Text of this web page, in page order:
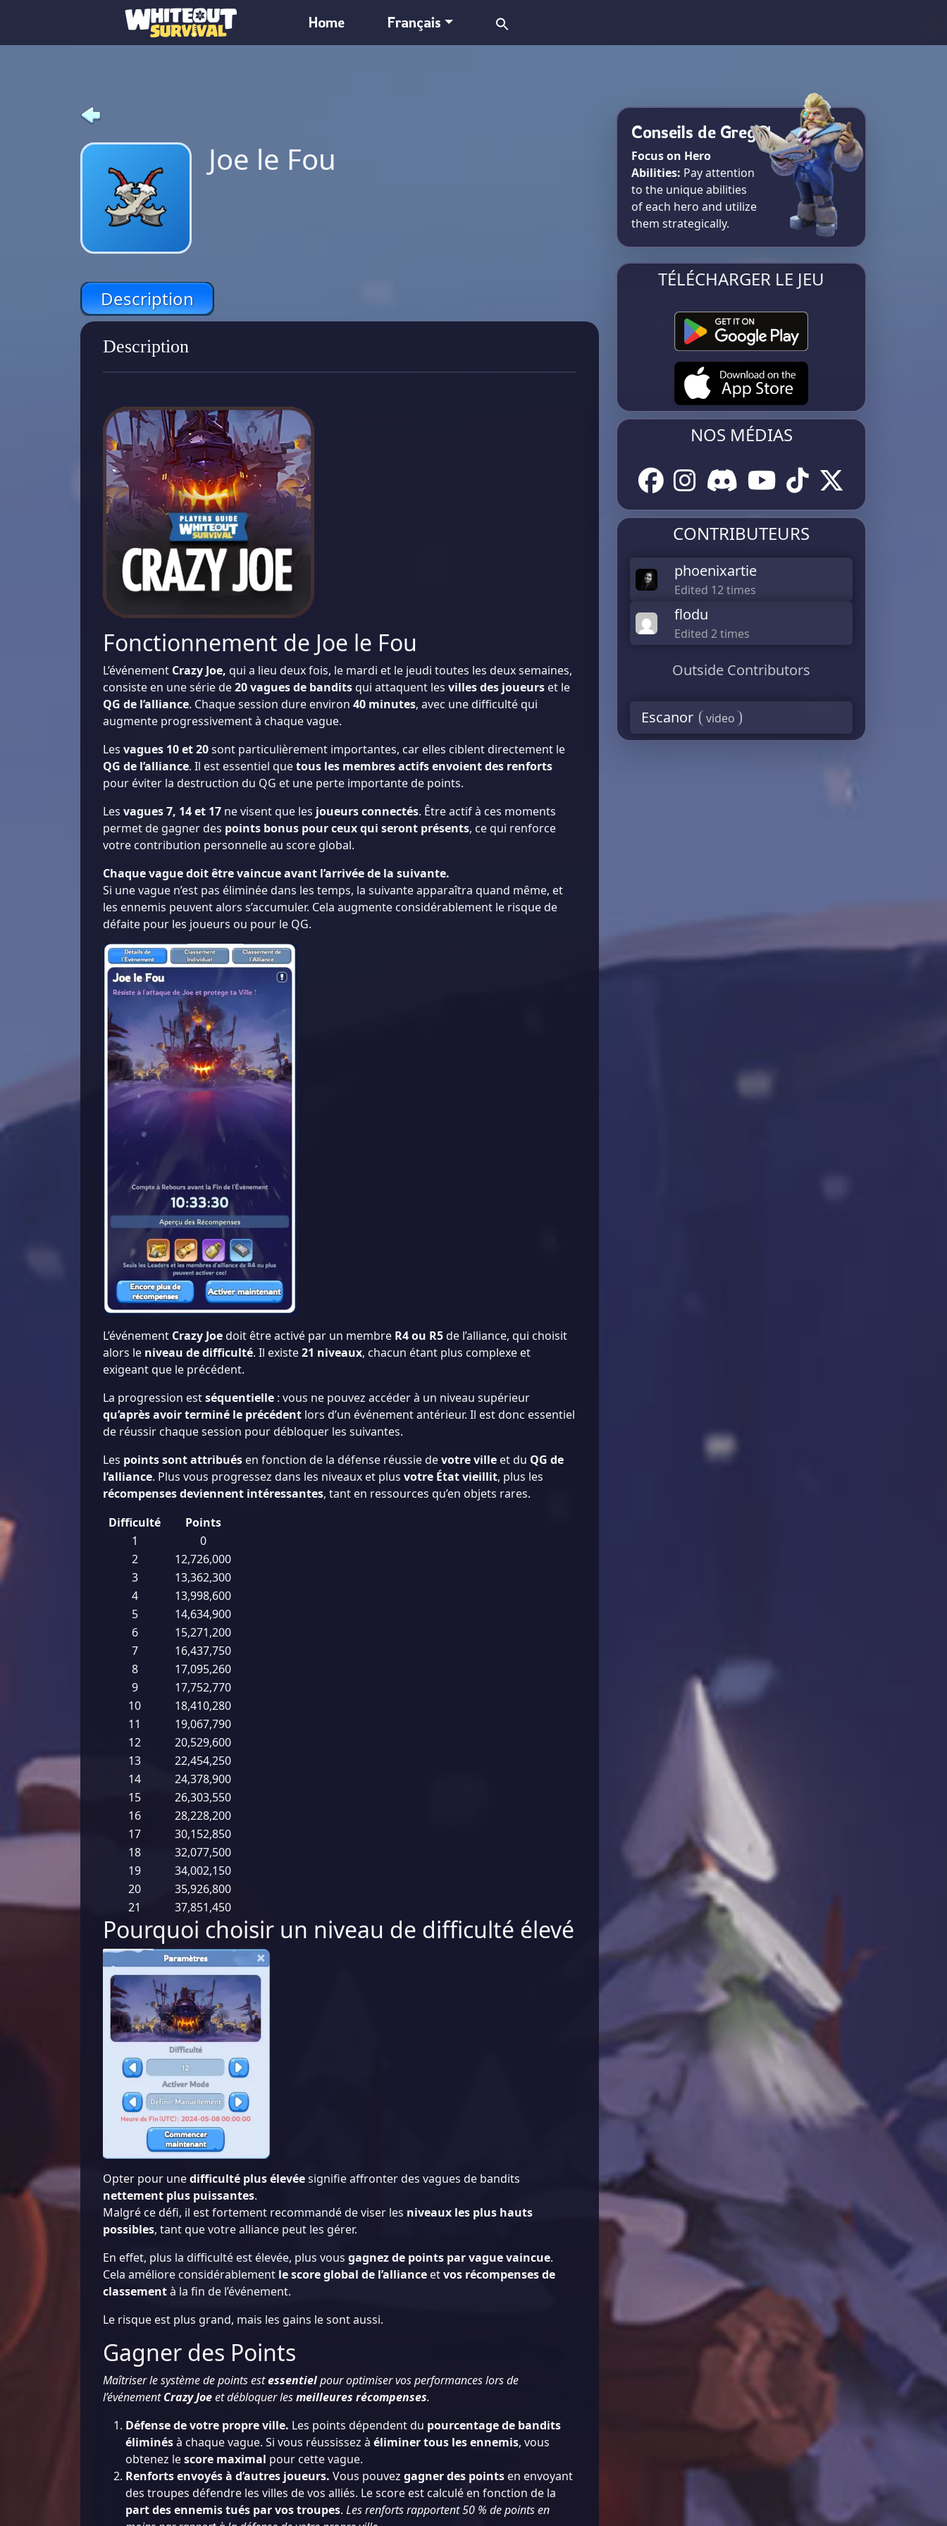
Home Français
Joe le Fou
Description
Description
Fonctionnement de Joe le Fou
L’événement Crazy Joe, qui a lieu deux fois, le mardi et le jeudi toutes les deux semaines,
consiste en une série de20 vagues de banditsqui attaquent les villes des joueurs et le
QG de l’alliance. Chaque session dure environ 40 minutes, avec une difficulté qui
augmente progressivement à chaque vague.
Les vagues 10 et 20sont particulièrement importantes, car elles ciblent directement le
QG de l’alliance. Il est essentiel quetous les membres actifs envoient des renforts
pour éviter la destruction du QG et une perte importante de points.
Les vagues 7, 14 et 17 ne visent que les joueurs connectés. Être actif à ces moments
permet de gagner des points bonus pour ceux qui seront présents, ce qui renforce
votre contribution personnelle au score global.
Chaque vague doit être vaincue avant l’arrivée de la suivante.
Si une vague n’est pas éliminée dans les temps, la suivante apparaîtra quand même, et
les ennemis peuvent alors s’accumuler. Cela augmente considérablement le risque de
défaite pour les joueurs ou pour le QG.
L’événement Crazy Joedoit être activé par un membre R4 ou R5de l’alliance, qui choisit
alors le niveau de difficulté. Il existe21 niveaux, chacun étant plus complexe et
exigeant que le précédent.
La progression estséquentielle : vous ne pouvez accéder à un niveau supérieur
qu’après avoir terminé le précédent lors d’un événement antérieur. Il est donc essentiel
de réussir chaque session pour débloquer les suivantes.
Les points sont attribuésen fonction de la défense réussie devotre ville et du QG de
l’alliance. Plus vous progressez dans les niveaux et plus votre État vieillit, plus les
récompenses deviennent intéressantes, tant en ressources qu’en objets rares.
Difficulté
Points
1
0
2
12,726,000
3
13,362,300
4
13,998,600
5
14,634,900
6
15,271,200
7
16,437,750
8
17,095,260
9
17,752,770
10
18,410,280
11
19,067,790
12
20,529,600
13
22,454,250
14
24,378,900
15
26,303,550
16
28,228,200
17
30,152,850
18
32,077,500
19
34,002,150
20
35,926,800
21
37,851,450
Pourquoi choisir un niveau de difficulté élevé
Opter pour unedifficulté plus élevéesignifie affronter des vagues de bandits
nettement plus puissantes.
Malgré ce défi, il est fortement recommandé de viser les niveaux les plus hauts
possibles, tant que votre alliance peut les gérer.
En effet, plus la difficulté est élevée, plus vous gagnez de points par vague vaincue.
Cela améliore considérablement le score global de l’alliance etvos récompenses de
classementà la fin de l’événement.
Le risque est plus grand, mais les gains le sont aussi.
Gagner des Points
Maîtriser le système de points estessentielpour optimiser vos performances lors de
l’événementCrazy Joeet débloquer lesmeilleures récompenses.
Défense de votre propre ville. Les points dépendent du pourcentage de bandits
éliminésà chaque vague. Si vous réussissez à éliminer tous les ennemis, vous
obtenez lescore maximal pour cette vague.
Renforts envoyés à d’autres joueurs. Vous pouvez gagner des pointsen envoyant
des troupes défendre les villes de vos alliés. Le score est calculé en fonction de la
part des ennemis tués par vos troupes. Les renforts rapportent 50 % de points en
Conseils de Greg
Focus on Hero
Abilities: Pay attention
to the unique abilities
of each hero and utilize
them strategically.
TÉLÉCHARGER LE JEU
NOS MÉDIAS
CONTRIBUTEURS
phoenixartie
Edited 12 times
flodu
Edited 2 times
Outside Contributors
Escanor video